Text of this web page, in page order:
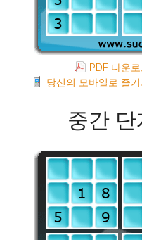
PDF 다운로
당신의 모바일로 즐기
중간